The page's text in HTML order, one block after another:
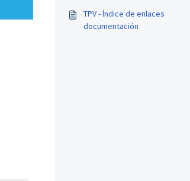
TPV - Índice de enlaces
documentación